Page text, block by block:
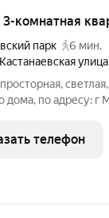
3-комнатная
парк
6 мин.
Кастанаевская улица
дома, по адресу: г
для
телефон